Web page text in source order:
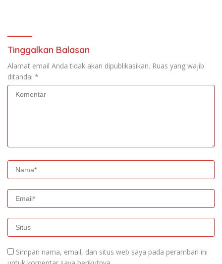
Tinggalkan Balasan
Alamat email Anda tidak akan dipublikasikan. Ruas yang wajib
ditandai *
Simpan nama, email, dan situs web saya pada peramban ini